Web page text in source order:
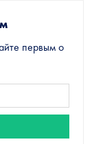
первым о